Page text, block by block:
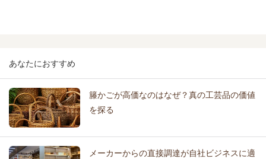
あなたにおすすめ
籐かごが高価なのはなぜ？真の工芸品の価値
を探る
メーカーからの直接調達が自社ビジネスに適